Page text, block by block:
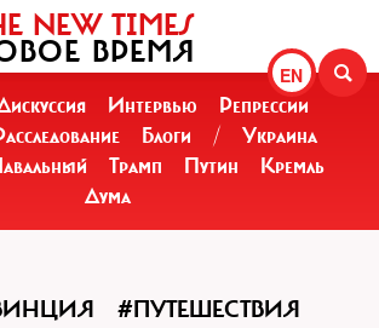
EN
NEW TIMES
ВРЕМЯ
Интервью
Репрессии
Блоги /
Украина
Трамп Путин
Кремль
Дума
#ПУТЕШЕСТВИЯ